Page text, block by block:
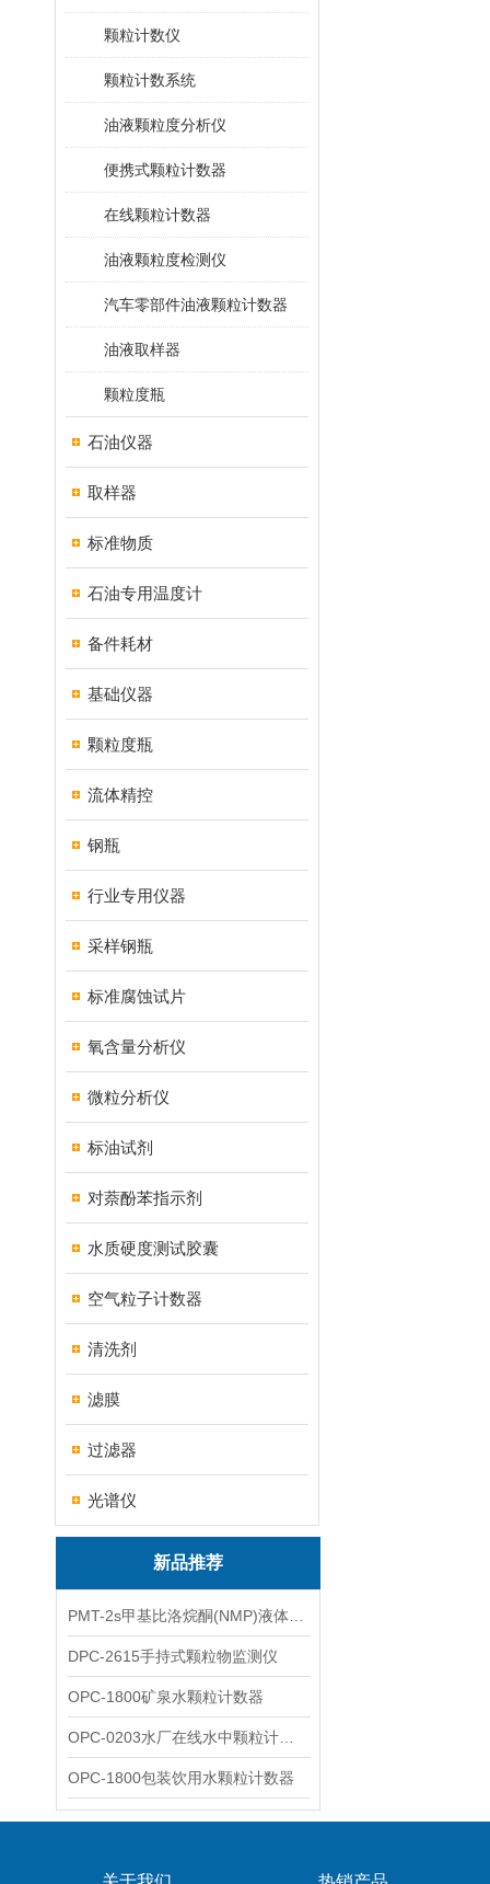
颗粒计数仪
颗粒计数系统
油液颗粒度分析仪
便携式颗粒计数器
在线颗粒计数器
油液颗粒度检测仪
汽车零部件油液颗粒计数器
油液取样器
颗粒度瓶
石油仪器
取样器
标准物质
石油专用温度计
备件耗材
基础仪器
颗粒度瓶
流体精控
钢瓶
行业专用仪器
采样钢瓶
标准腐蚀试片
氧含量分析仪
微粒分析仪
标油试剂
对萘酚苯指示剂
水质硬度测试胶囊
空气粒子计数器
清洗剂
滤膜
过滤器
光谱仪
新品推荐
DPC-2615手持式颗粒物监测仪
OPC-1800矿泉水颗粒计数器
OPC-1800包装饮用水颗粒计数器